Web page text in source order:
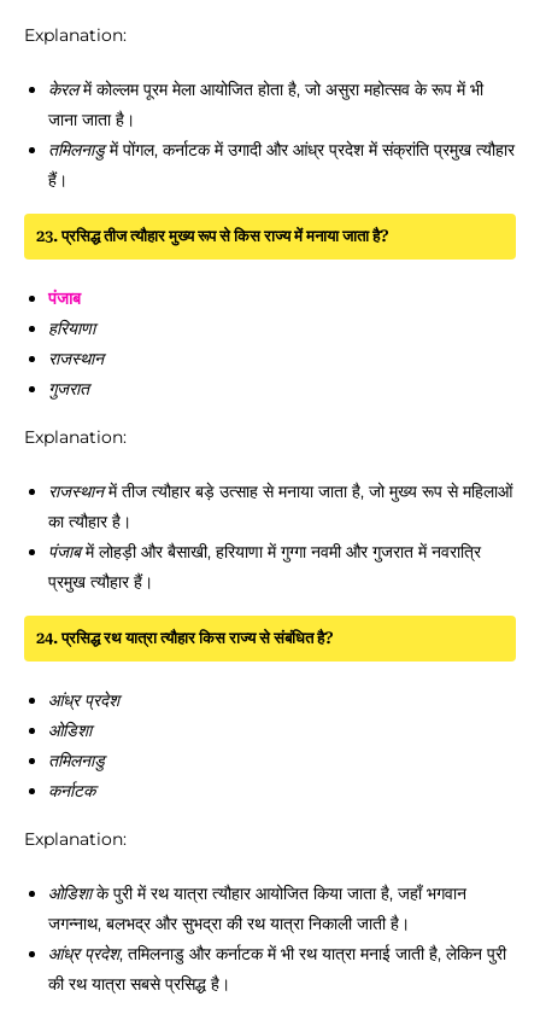
Explanation:
केरलमें कोल्लम पूरम मेला आयोजित होता है, जो असुरा महोत्सव के रूप में भी
जाना जाता है।
तमिलनाडुमें पोंगल, कर्नाटक में उगादी और आंध्र प्रदेश में संक्रांति प्रमुख त्यौहार
हैं।
23. प्रसिद्ध तीज त्यौहार मुख्य रूप से किस राज्य में मनाया जाता है?
पंजाब
हरियाणा
राजस्थान
गुजरात
Explanation:
राजस्थानमें तीज त्यौहार बड़े उत्साह से मनाया जाता है, जो मुख्य रूप से महिलाओं
का त्यौहार है।
पंजाबमें लोहड़ी और बैसाखी, हरियाणा में गुग्गा नवमी और गुजरात में नवरात्रि
प्रमुख त्यौहार हैं।
24. प्रसिद्ध रथ यात्रा त्यौहार किस राज्य से संबंधित है?
आंध्र प्रदेश
ओडिशा
तमिलनाडु
कर्नाटक
Explanation:
ओडिशाके पुरी में रथ यात्रा त्यौहार आयोजित किया जाता है, जहाँ भगवान
जगन्नाथ, बलभद्र और सुभद्रा की रथ यात्रा निकाली जाती है।
आंध्र प्रदेश, तमिलनाडु और कर्नाटक में भी रथ यात्रा मनाई जाती है, लेकिन पुरी
की रथ यात्रा सबसे प्रसिद्ध है।